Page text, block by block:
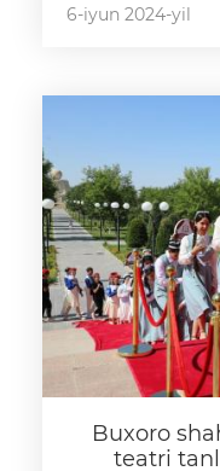
6-iyun 2024-yil
Buxoro
teatri